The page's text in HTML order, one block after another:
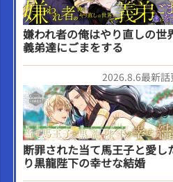
嫌われ者の俺はやり直しの世
義弟達にごまをする
2026.8.6最新話
断罪された当て馬王子と愛し
り黒龍陛下の幸せな結婚